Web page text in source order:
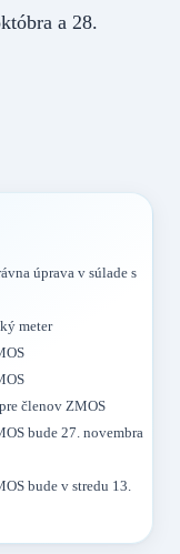
a 28.
úprava v súlade s
meter
členov ZMOS
bude 27. novembra
bude v stredu 13.